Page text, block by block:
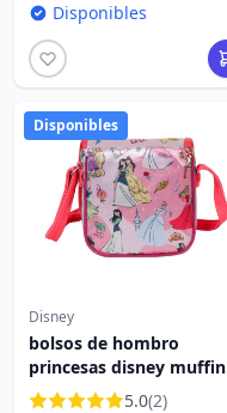
Disponibles
Disponibles
Disney
bolsos de hombro
princesas disney muffin
"Niña fuerte"5.0(2)